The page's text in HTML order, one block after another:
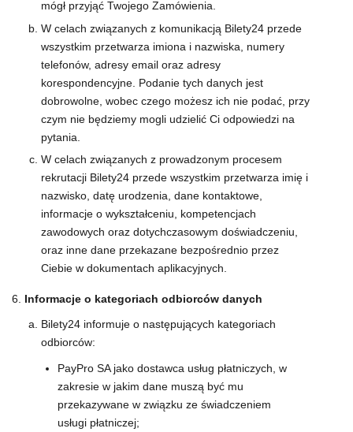
mógł przyjąć Twojego Zamówienia.
W celach związanych z komunikacją Bilety24 przede
wszystkim przetwarza imiona i nazwiska, numery
telefonów, adresy email oraz adresy
korespondencyjne. Podanie tych danych jest
dobrowolne, wobec czego możesz ich nie podać, przy
czym nie będziemy mogli udzielić Ci odpowiedzi na
pytania.
W celach związanych z prowadzonym procesem
rekrutacji Bilety24 przede wszystkim przetwarza imię i
nazwisko, datę urodzenia, dane kontaktowe,
informacje o wykształceniu, kompetencjach
zawodowych oraz dotychczasowym doświadczeniu,
oraz inne dane przekazane bezpośrednio przez
Ciebie w dokumentach aplikacyjnych.
Informacje o kategoriach odbiorców danych
Bilety24 informuje o następujących kategoriach
odbiorców:
PayPro SA jako dostawca usług płatniczych, w
zakresie w jakim dane muszą być mu
przekazywane w związku ze świadczeniem
usługi płatniczej;